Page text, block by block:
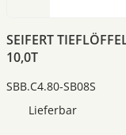
SEIFERT
10,0T
SBB.C4.80-SB08S
Lieferbar